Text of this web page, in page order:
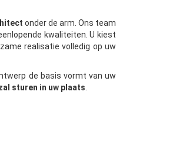
onder de arm. Ons team
kwaliteiten. U kiest
realisatie volledig op uw
de basis vormt van uw
sturen in uw plaats